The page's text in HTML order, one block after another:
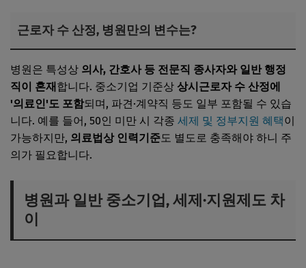
근로자 수 산정, 병원만의 변수는?
병원은 특성상 의사, 간호사 등 전문직 종사자와 일반 행정
직이 혼재합니다. 중소기업 기준상 상시근로자 수 산정에
'의료인'도 포함되며, 파견·계약직 등도 일부 포함될 수 있습
니다. 예를 들어, 50인 미만 시 각종 세제 및 정부지원 혜택이
가능하지만, 의료법상 인력기준도 별도로 충족해야 하니 주
의가 필요합니다.
병원과 일반 중소기업, 세제·지원제도 차
이